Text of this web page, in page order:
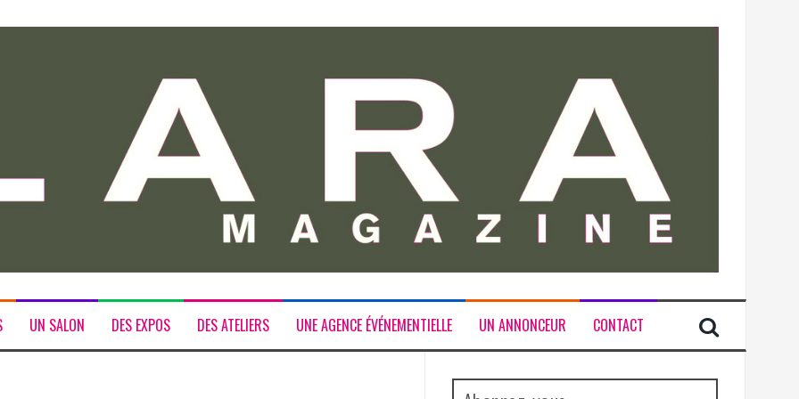
UN SALON DES EXPOS DES ATELIERS UNE AGENCE ÉVÉNEMENTIELLE UN ANNONCEUR CONTACT